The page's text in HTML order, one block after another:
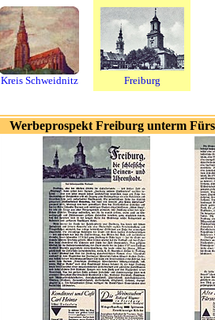
Freiburg
Kreis Schweidnitz
Werbeprospekt Freiburg unterm